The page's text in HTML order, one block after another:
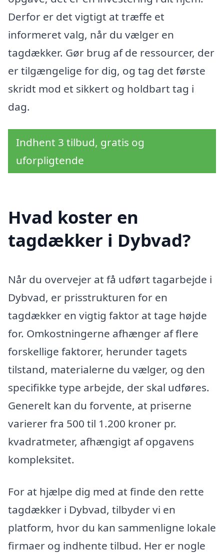
Derfor er det vigtigt at træffe et
informeret valg, når du vælger en
tagdækker. Gør brug af de ressourcer, der
er tilgængelige for dig, og tag det første
skridt mod et sikkert og holdbart tag i
dag.
Indhent 3 tilbud, gratis og
uforpligtende
Hvad koster en
tagdækker i Dybvad?
Når du overvejer at få udført tagarbejde i
Dybvad, er prisstrukturen for en
tagdækker en vigtig faktor at tage højde
for. Omkostningerne afhænger af flere
forskellige faktorer, herunder tagets
tilstand, materialerne du vælger, og den
specifikke type arbejde, der skal udføres.
Generelt kan du forvente, at priserne
varierer fra 500 til 1.200 kroner pr.
kvadratmeter, afhængigt af opgavens
kompleksitet.
For at hjælpe dig med at finde den rette
tagdækker i Dybvad, tilbyder vi en
platform, hvor du kan sammenligne lokale
firmaer og indhente tilbud. Her er nogle